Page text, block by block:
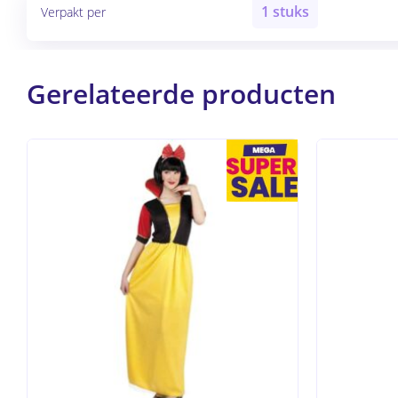
Verpakt per 1 stuks
Gerelateerde producten